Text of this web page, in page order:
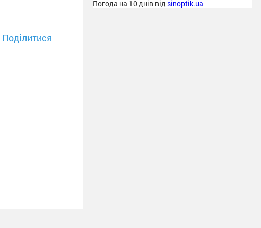
Поділитися
Погода на 10 днів від sinoptik.ua